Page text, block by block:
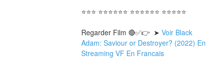
⭐⭐⭐ ⭐⭐⭐⭐⭐⭐ ⭐⭐⭐⭐⭐⭐ ⭐⭐⭐⭐⭐
Regarder Film 🔴✅👉  ➤ Voir Black
Adam: Saviour or Destroyer? (2022) En
Streaming VF En Francais